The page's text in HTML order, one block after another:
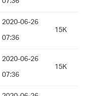
2020-06-26
07:36
15K
2020-06-26
07:36
15K